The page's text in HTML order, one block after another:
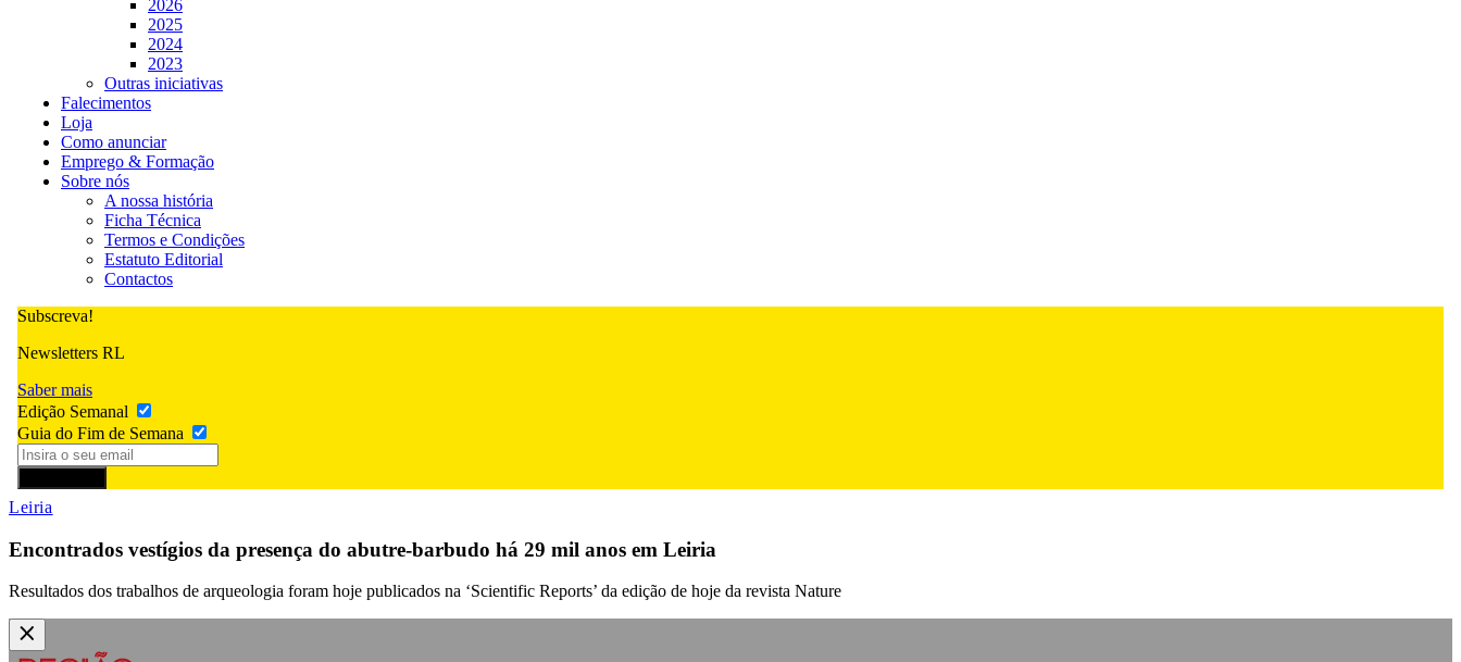
2026
2025
2024
2023
Outras iniciativas
Falecimentos
Loja
Como anunciar
Emprego & Formação
Sobre nós
A nossa história
Ficha Técnica
Termos e Condições
Estatuto Editorial
Contactos
Subscreva!
Newsletters RL
Saber mais
Edição Semanal
Guia do Fim de Semana
Leiria
Encontrados vestígios da presença do abutre-barbudo há 29 mil anos em Leiria
Resultados dos trabalhos de arqueologia foram hoje publicados na ‘Scientific Reports’ da edição de hoje da revista Nature